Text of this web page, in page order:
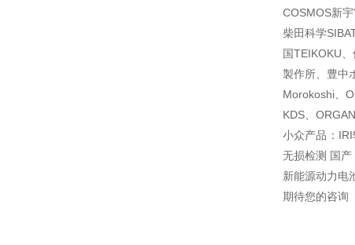
COSMOS新
柴田科学
国TEIKOKU
製作所、豊中
Morokoshi、
KDS、
小众产品：IRI
无损检测 国
新能源动力电
期待您的咨询